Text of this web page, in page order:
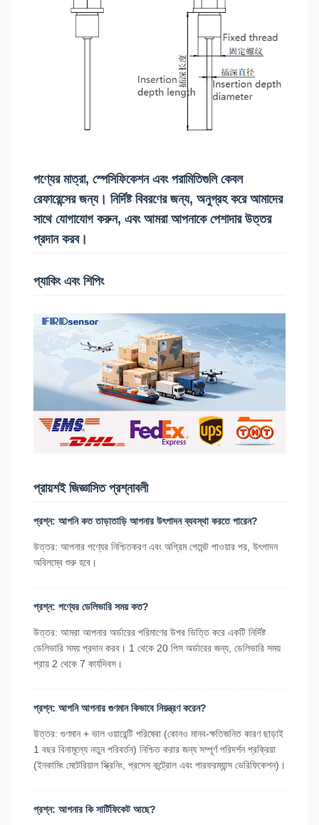
পণ্যের মাত্রা, স্পেসিফিকেশন এবং পরামিতিগুলি কেবল
রেফারেন্সের জন্য। নির্দিষ্ট বিবরণের জন্য, অনুগ্রহ করে আমাদের
সাথে যোগাযোগ করুন, এবং আমরা আপনাকে পেশাদার উত্তর
প্রদান করব।
প্যাকিং এবং শিপিং
প্রায়শই জিজ্ঞাসিত প্রশ্নাবলী
প্রশ্ন: আপনি কত তাড়াতাড়ি আপনার উৎপাদন ব্যবস্থা করতে পারেন?
উত্তর: আপনার পণ্যের নিশ্চিতকরণ এবং অগ্রিম পেমেন্ট পাওয়ার পর, উৎপাদন
অবিলম্বে শুরু হবে।
প্রশ্ন: পণ্যের ডেলিভারি সময় কত?
উত্তর: আমরা আপনার অর্ডারের পরিমাণের উপর ভিত্তি করে একটি নির্দিষ্ট
ডেলিভারি সময় প্রদান করব। 1 থেকে 20 পিস অর্ডারের জন্য, ডেলিভারি সময়
প্রায় 2 থেকে 7 কার্যদিবস।
প্রশ্ন: আপনি আপনার গুণমান কিভাবে নিয়ন্ত্রণ করেন?
উত্তর: গুণমান + ভাল ওয়ারেন্টি পরিষেবা (কোনও মানব-ক্ষতিজনিত কারণ ছাড়াই
1 বছর বিনামূল্যে নতুন পরিবর্তন) নিশ্চিত করার জন্য সম্পূর্ণ পরিদর্শন প্রক্রিয়া
(ইনকামিং মেটেরিয়াল স্ক্রিনিং, প্রসেস কন্ট্রোল এবং পারফরম্যান্স ভেরিফিকেশন)।
প্রশ্ন: আপনার কি সার্টিফিকেট আছে?